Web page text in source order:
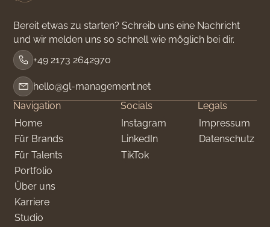
Bereit etwas zu starten? Schreib uns eine Nachricht
und wir melden uns so schnell wie möglich bei dir.
+49 2173 2642970
hello@gl-management.net
Navigation
Home
Für Brands
Für Talents
Portfolio
Über uns
Karriere
Studio
Socials
Instagram
LinkedIn
TikTok
Legals
Impressum
Datenschutz